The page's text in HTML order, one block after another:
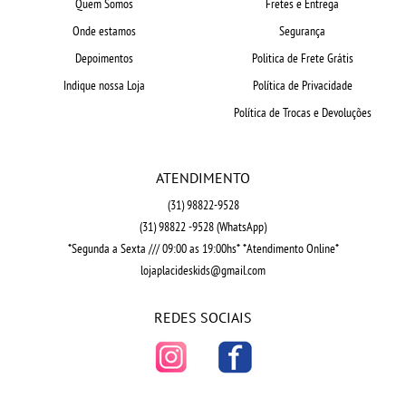
Quem Somos
Onde estamos
Depoimentos
Indique nossa Loja
Fretes e Entrega
Segurança
Politica de Frete Grátis
Política de Privacidade
Política de Trocas e Devoluções
ATENDIMENTO
(31)98822-9528
(31)98822 -9528(WhatsApp)
*Segunda a Sexta /// 09:00 as 19:00hs* *Atendimento Online*
lojaplacideskids@gmail.com
REDES SOCIAIS